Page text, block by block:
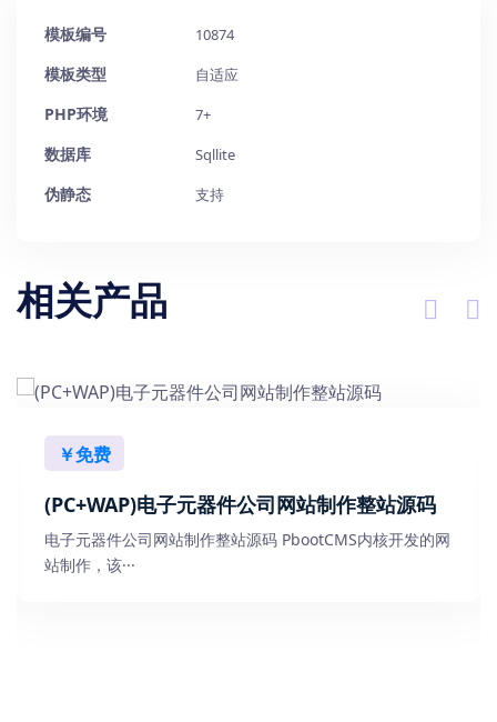
模板编号 10874
模板类型 自适应
PHP环境 7+
数据库 Sqllite
伪静态 支持
相关产品
￥免费
(PC+WAP)电子元器件公司网站制作整站源码
电子元器件公司网站制作整站源码 PbootCMS内核开发的网
站制作，该···